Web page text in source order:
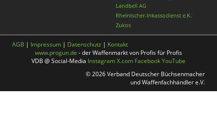
Landbell AG
Rheinischer-Inkassodienst e.K.
Zukos
AGB | Impressum | Datenschutz | Kontakt
www.progun.de - der Waffenmarkt von Profis für Profis
VDB @ Social-Media InstagramX.com FacebookYouTube
© 2026 Verband Deutscher Büchsenmacher
und Waffenfachhändler e.V.